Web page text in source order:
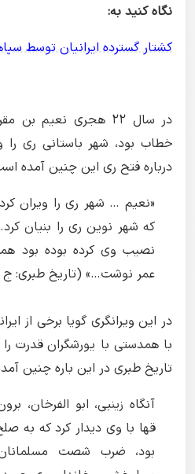
نگاه کنید به:
کشتار گسترده ایرانیان توسط
در سال ۲۲ هجری نعیم
خطاب بود، شهر باستانی ری را
درباره فتح ری این چنین آمده
«نعیم … شهر رى را ویران
که شهر نوین رى را بنیان
نصیب وى کرده بوده بود
عمر نوشت…» (تاریخ طبری: ج ۵، ص ۱۹۷۵).
در این ویرانگری گویا برخی از
با همدستی با یورشگران قدرت
تاریخ طبری در این باره چنین
آنگاه زینبى، ابو الفرخان،
قها با وى دیدار کرد که به
بود، ضرب شصت